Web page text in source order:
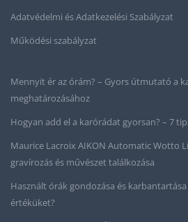
Adatvédelmi és Adatkezelési Szabályzat
Működési szabályzat
Mennyit ér az órám? – Gyors útmutató a
meghatározásához
Hogyan add el a karórádat gyorsan? – 7
Maurice Lacroix AIKON Automatic Wotto
gravírozás és művészet találkozása
Használt órák gondozása és
értéküket?